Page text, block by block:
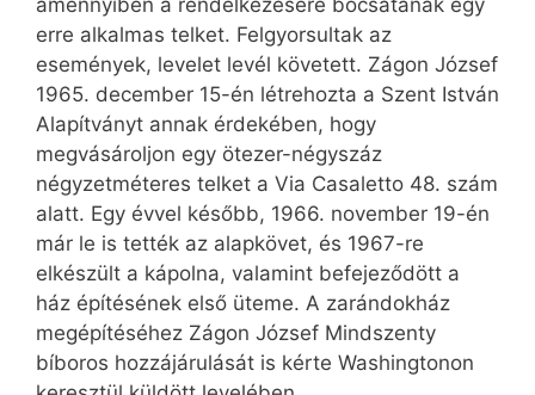
amennyiben a rendelkezésére bocsátanak egy
erre alkalmas telket. Felgyorsultak az
események, levelet levél követett. Zágon József
1965. december 15-én létrehozta a Szent István
Alapítványt annak érdekében, hogy
megvásároljon egy ötezer-négyszáz
négyzetméteres telket a Via Casaletto 48. szám
alatt. Egy évvel később, 1966. november 19-én
már le is tették az alapkövet, és 1967-re
elkészült a kápolna, valamint befejeződött a
ház építésének első üteme. A zarándokház
megépítéséhez Zágon József Mindszenty
bíboros hozzájárulását is kérte Washingtonon